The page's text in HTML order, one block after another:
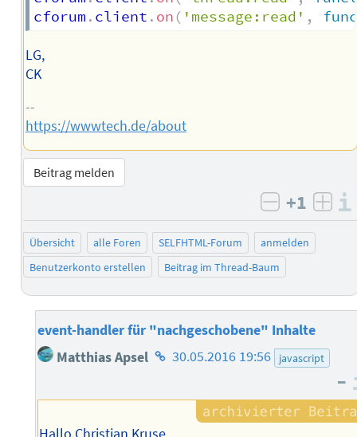
cforum . client . on ( 'message:read' ,
LG,
CK
--
https://wwwtech.de/about
Beitrag melden
negativ
+1
Übersicht alle Foren SELFHTML-Forum
anmelden
Benutzerkonto erstellen
Beitrag im Thread-Baum
event-handler für "nachgeschobene" Inhalte
Matthias Apsel Homepage
Autors
30.05.2016 19:56 javascript
–